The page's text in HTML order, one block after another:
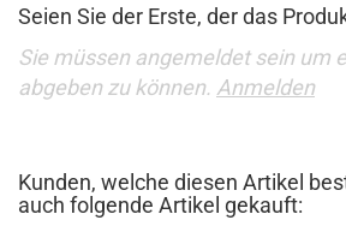
Seien Sie der Erste, der das
Sie müssen angemeldet sein um
abgeben zu können. Anmelden
Kunden, welche diesen Artikel
auch folgende Artikel gekauft: